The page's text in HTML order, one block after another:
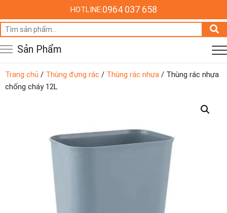
HOTLINE:0964 037 658
Tìm
kiếm:
Sản Phẩm
Trang chủ / Thùng đựng rác / Thùng rác nhựa / Thùng rác nhựa
chống cháy 12L